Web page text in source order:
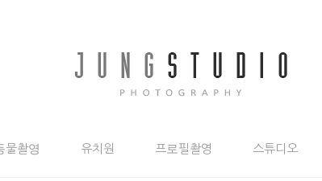
물촬영 유치원 프로필촬영 스튜디오